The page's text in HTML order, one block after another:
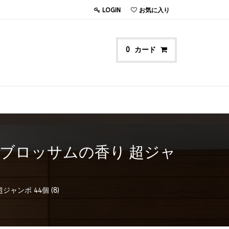
LOGIN お気に入り
0 カード
ロッサムの香り 超ジャ
ャンボ 44個 (8)